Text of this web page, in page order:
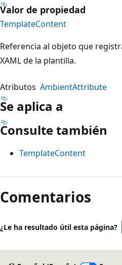
Valor de propiedad
TemplateContent
Referencia al objeto que
XAML de la plantilla.
Atributos AmbientAttribute
Se aplica a
Consulte también
TemplateContent
Modo
de
lectura
Comentarios
¿Le ha resultado útil esta página?